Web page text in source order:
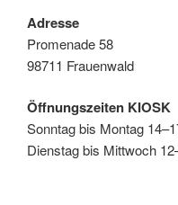
Adresse
Promenade 58
98711 Frauenwald
Öffnungszeiten KIOSK
Sonntag bis Montag
Dienstag bis Mittwoch